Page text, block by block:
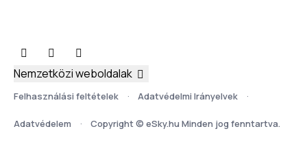
Felhasználási feltételek Adatvédelmi Irányelvek
Adatvédelem Copyright © eSky.hu Minden jog fenntartva.
Nemzetközi weboldalak